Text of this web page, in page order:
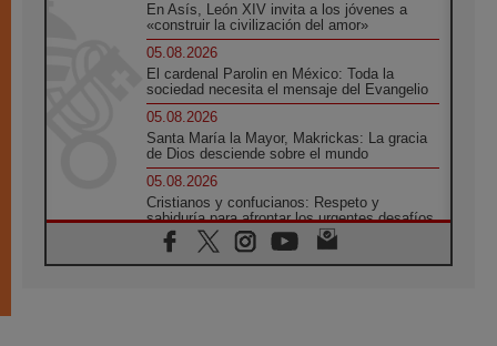
En Asís, León XIV invita a los jóvenes a
«construir la civilización del amor»
05.08.2026
El cardenal Parolin en México: Toda la
sociedad necesita el mensaje del Evangelio
05.08.2026
Santa María la Mayor, Makrickas: La gracia
de Dios desciende sobre el mundo
05.08.2026
Cristianos y confucianos: Respeto y
sabiduría para afrontar los urgentes desafíos
de hoy
05.08.2026